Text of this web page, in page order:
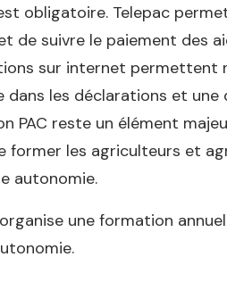
obligatoire. Telepac
de suivre le paiement des
sur internet permettent
dans les déclarations et
PAC reste un élément
former les agriculteurs et
autonomie.
organise une formation